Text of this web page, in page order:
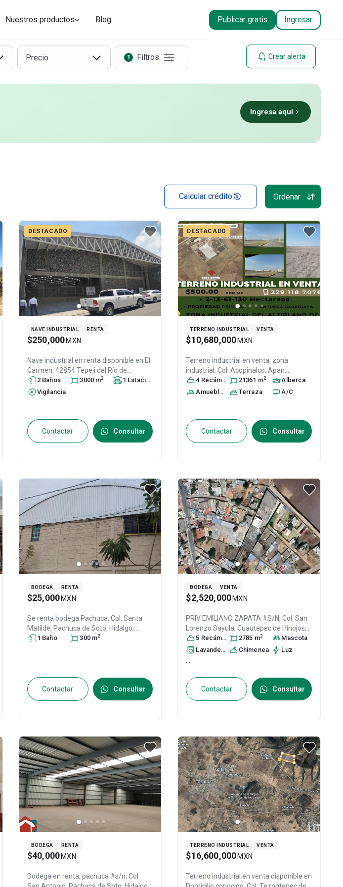
Precio 1 Filtros Crear alerta
Calcular crédito Ordenar
Ingresa aquí
DESTACADO
NAVE INDUSTRIAL RENTA
$250,000 MXN
Nave industrial en renta disponible en El
Carmen, 42854 Tepeji del Río de
Ocampo, Hgo., Col. El Carmen,Tepeji del
Río de Ocampo
2 Baños 3000 m2 1 Estacionamiento
Vigilancia
Contactar Consultar
DESTACADO
TERRENO INDUSTRIAL VENTA
$10,680,000 MXN
Terreno industrial en venta, zona
industrial, Col. Acopinalco,Apan,
Hidalgo, México, C.P. 43920
, ID:
30087186
4 Recámara s 21361 m2
Alberca
Amueblado
Terraza A/C
Contactar Consultar
BODEGA RENTA
$25,000 MXN
Se renta bodega Pachuca, Col. Santa
Matílde, Pachuca de Soto, Hidalgo,
México, C.P. 42119, ID:27780597
1 Baño 300 m2
Contactar Consultar
BODEGA VENTA
$2,520,000 MXN
PRIV EMILIANO ZAPATA #S/N, Col. San
Lorenzo Sayula,Cuautepec de Hinojosa
Hidalgo, México, C.P. 43740
, ID:
31020067
5 Recámara s 2785 m2
Mascota
Lavandería
Chimenea Luz
...
Contactar Consultar
BODEGA RENTA
$40,000 MXN
Bodega en renta, pachuca #s/n, Col.
TERRENO INDUSTRIAL VENTA
$16,600,000 MXN
Terreno industrial en venta disponible en
Nuestros productos Blog Publicar gratis Ingresar